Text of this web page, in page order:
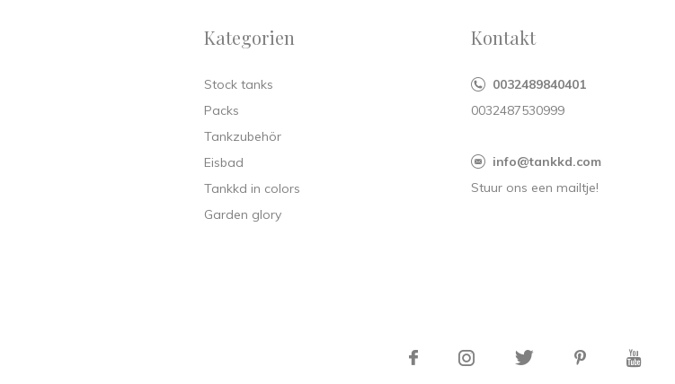
Kategorien
Stock tanks
Packs
Tankzubehör
Eisbad
Tankkd in colors
Garden glory
Kontakt
0032489840401
0032487530999
info@tankkd.com
Stuur ons een mailtje!